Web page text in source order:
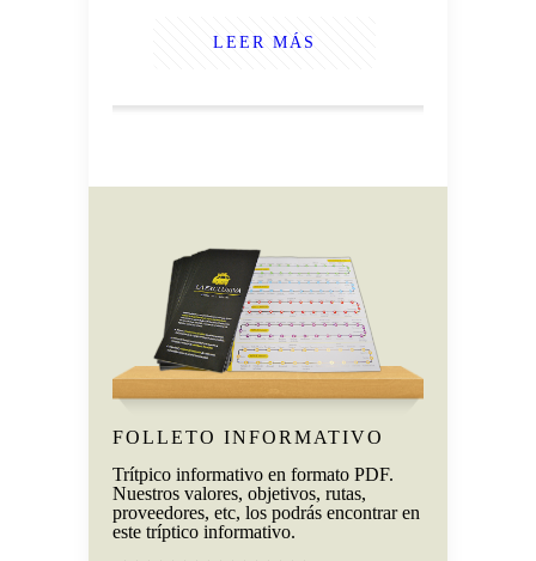
LEER MÁS
FOLLETO INFORMATIVO
Trítpico informativo en formato PDF.
Nuestros valores, objetivos, rutas,
proveedores, etc, los podrás encontrar en
este tríptico informativo.